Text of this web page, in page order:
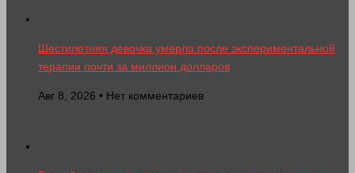
Шестилетняя девочка умерла после экспериментальной
терапии почти за миллион долларов
Авг 8, 2026 • Нет комментариев